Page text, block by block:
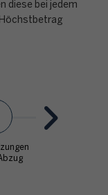
diese bei jedem